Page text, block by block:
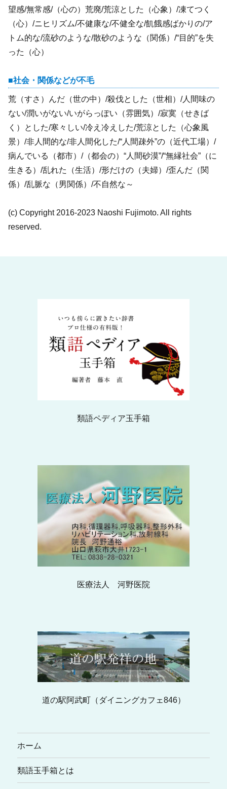
望感/無常感/（心の）荒廃/荒涼とした（心象）/凍てつく
（心）/ニヒリズム/不健康な/不健全な/飢餓感ばかりの/ア
トム的な/流砂のような/散砂のような（関係）/“目的”を失
った（心）
社会・関係などが不毛
荒（すさ）んだ（世の中）/殺伐とした（世相）/人間味の
ない/潤いがない/いがらっぽい（雰囲気）/寂寞（せきば
く）とした/寒々しい/冷え冷えした/荒涼とした（心象風
景）/非人間的な/非人間化した/“人間疎外”の（近代工場）/
病んでいる（都市）/（都会の）“人間砂漠”/“無縁社会”（に
生きる）/乱れた（生活）/形だけの（夫婦）/歪んだ（関
係）/乱脈な（男関係）/不自然な～
(c) Copyright 2016-2023 Naoshi Fujimoto. All rights
reserved.
類語ペディア玉手箱
医療法人 河野医院
道の駅阿武町（ダイニングカフェ846）
ホーム
類語玉手箱とは